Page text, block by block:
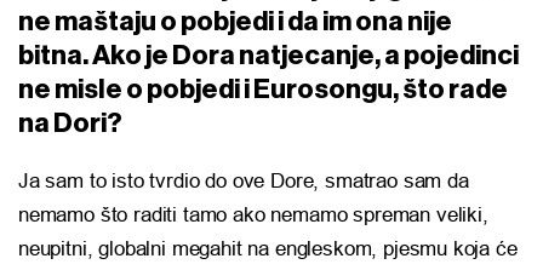
ne maštaju o pobjedi i da im ona nije
bitna. Ako je Dora natjecanje, a pojedinci
ne misle o pobjedi i Eurosongu, što rade
na Dori?
Ja sam to isto tvrdio do ove Dore, smatrao sam da
nemamo što raditi tamo ako nemamo spreman veliki,
neupitni, globalni megahit na engleskom, pjesmu koja će